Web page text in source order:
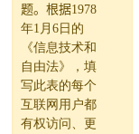
题。根据1978
年1月6日的
《信息技术和
自由法》，填
写此表的每个
互联网用户都
有权访问、更